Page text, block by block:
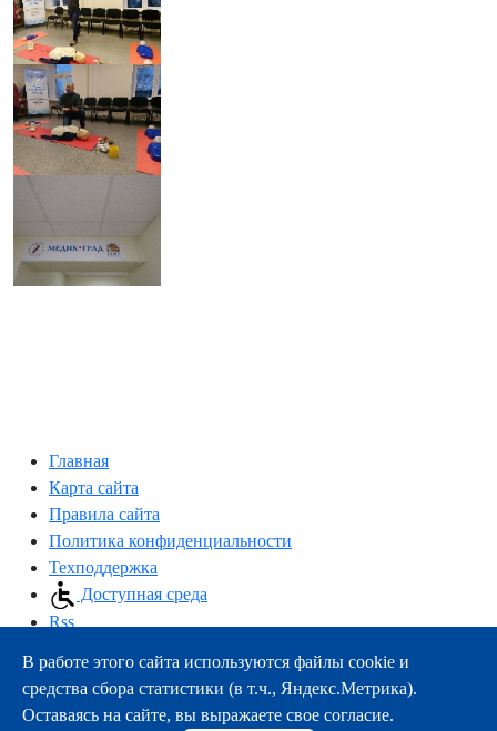
Главная
Карта сайта
Правила сайта
Политика конфиденциальности
Техподдержка
Доступная среда
Rss
163000, г.Архангельск, пр-т Троицкий, 51
тел.:+7 (8182) 21-11-63
e-mail:info@nsmu.ru
В работе этого сайта используются файлы cookie и
средства сбора статистики (в т.ч., Яндекс.Метрика).
Оставаясь на сайте, вы выражаете свое согласие.